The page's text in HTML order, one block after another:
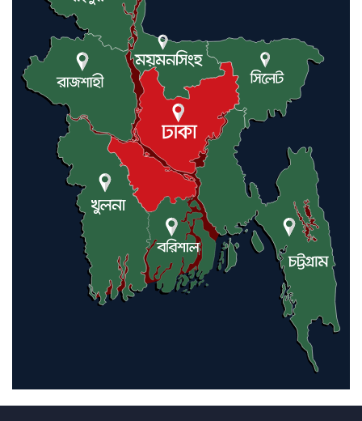
লন্ডনে আদমপুর ইউনাইটেড কলেজ
বাস্তবায়ন নিয়ে আলোচনা সভা
আন্তর্জাতিক মানবাধিকার সম্মেলনে
বিশেষ সম্মাননা পেলেন ফারুক খাঁন,
শ্রীমঙ্গলে সংবর্ধনা